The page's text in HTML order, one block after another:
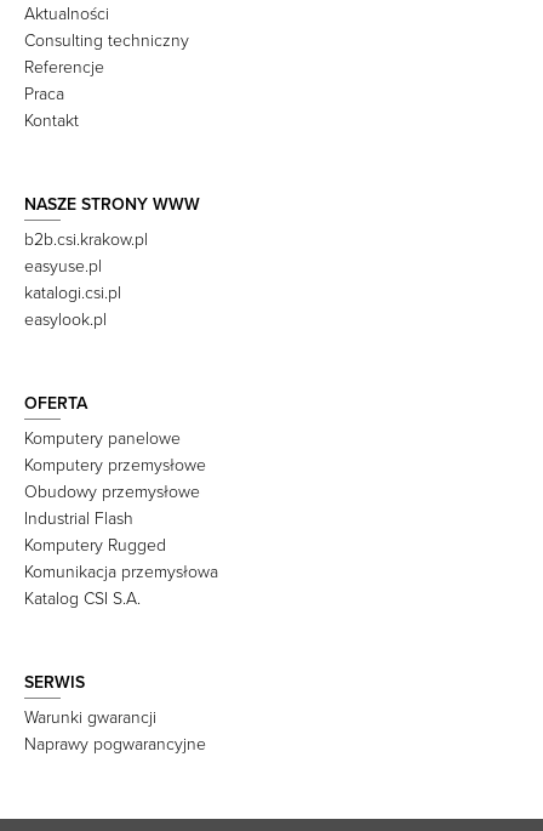
Aktualności
Consulting techniczny
Referencje
Praca
Kontakt
NASZE STRONY WWW
b2b.csi.krakow.pl
easyuse.pl
katalogi.csi.pl
easylook.pl
OFERTA
Komputery panelowe
Komputery przemysłowe
Obudowy przemysłowe
Industrial Flash
Komputery Rugged
Komunikacja przemysłowa
Katalog CSI S.A.
SERWIS
Warunki gwarancji
Naprawy pogwarancyjne